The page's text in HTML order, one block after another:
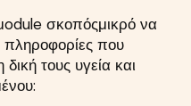
oduleσκοπόςμικρό να
πληροφορίες που
δική τους υγεία και